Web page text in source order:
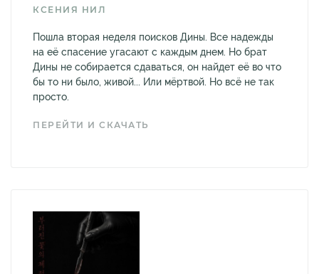
КСЕНИЯ НИЛ
Пошла вторая неделя поисков Дины. Все надежды
на её спасение угасают с каждым днем. Но брат
Дины не собирается сдаваться, он найдет её во что
бы то ни было, живой... Или мёртвой. Но всё не так
просто.
ПЕРЕЙТИ И СКАЧАТЬ